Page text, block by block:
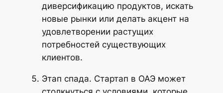
диверсификацию продуктов, искать
новые рынки или делать акцент на
удовлетворении растущих
потребностей существующих
клиентов.
Этап спада. Стартап в ОАЭ может